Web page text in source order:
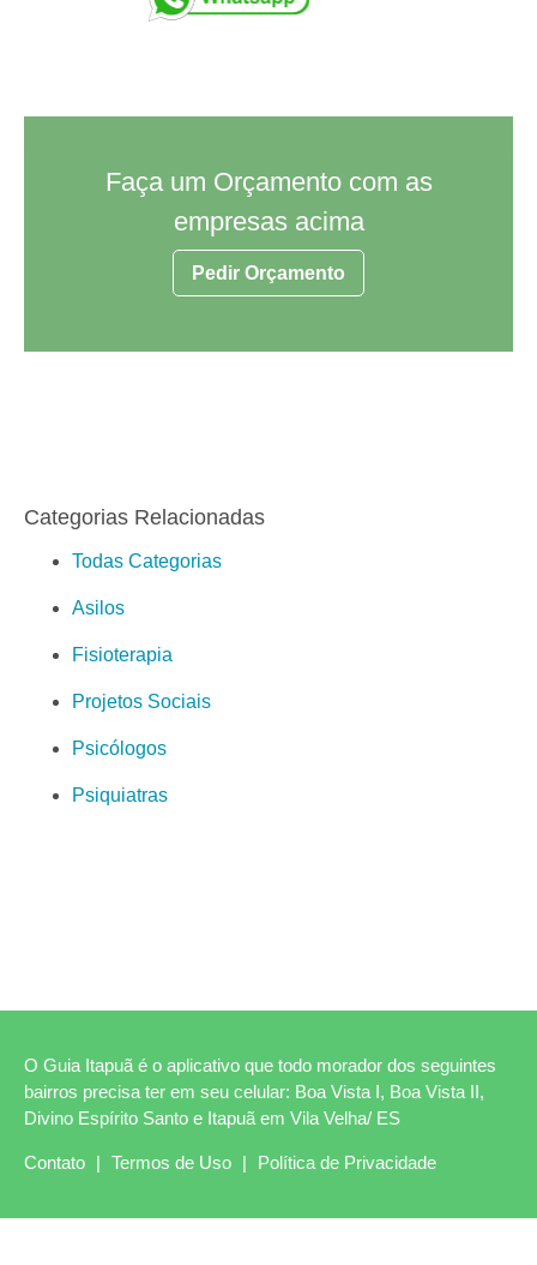
Faça um Orçamento com as
empresas acima
Pedir Orçamento
Categorias Relacionadas
Todas Categorias
Asilos
Fisioterapia
Projetos Sociais
Psicólogos
Psiquiatras
O Guia Itapuã é o aplicativo que todo morador dos seguintes
bairros precisa ter em seu celular: Boa Vista I, Boa Vista II,
Divino Espírito Santo e Itapuã em Vila Velha/ ES
Contato | Termos de Uso | Política de Privacidade